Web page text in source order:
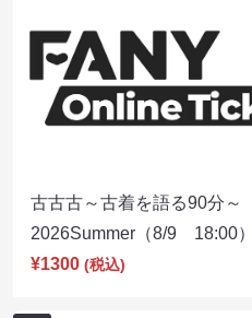
古古古～古着を語る90分～
2026Summer（8/9 18:00）
¥1300 (税込)